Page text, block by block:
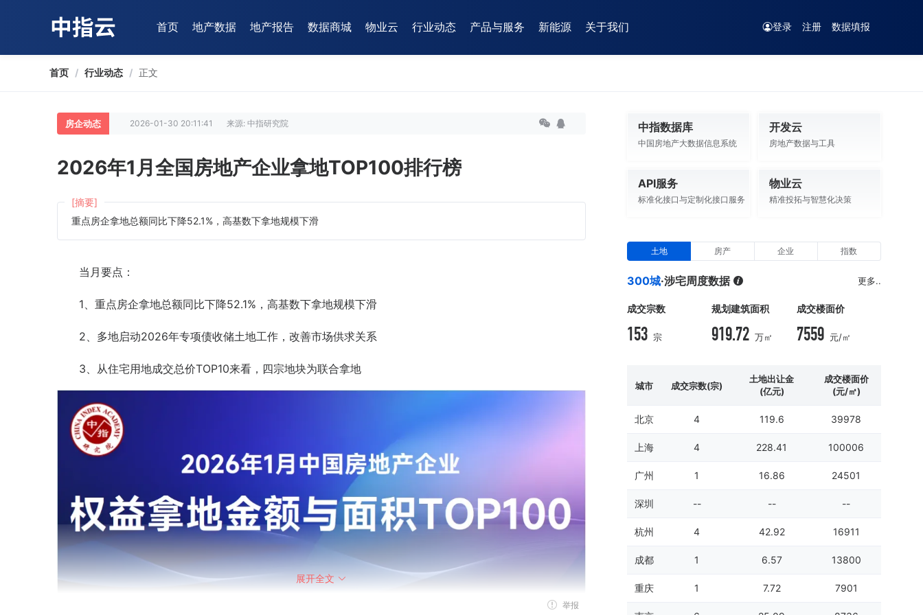
首页 地产数据 地产报告 数据商城 物业云 行业动态 产品与服务 新能源 关于我们 登录 注册 数据填报
首页 / 行业动态 / 正文
房企动态 2026-01-30 20:11:41 来源: 中指研究院
2026年1月全国房地产企业拿地TOP100排行榜
[摘要]
重点房企拿地总额同比下降52.1%，高基数下拿地规模下滑
当月要点：
1、重点房企拿地总额同比下降52.1%，高基数下拿地规模下滑
2、多地启动2026年专项债收储土地工作，改善市场供求关系
3、从住宅用地成交总价TOP10来看，四宗地块为联合拿地
展开全文
举报
中指数据库
中国房地产大数据信息系统
开发云
房地产数据与工具
API服务
标准化接口与定制化接口服务
物业云
精准投拓与智慧化决策
土地 房产 企业 指数
300城·涉宅周度数据 更多..
成交宗数
153 宗
规划建筑面积
919.72 万㎡
成交楼面价
7559 元/㎡
城市 成交宗数(宗)
土地出让金
(亿元)
成交楼面价
(元/㎡)
北京 4 119.6 39978
上海 4 228.41 100006
广州 1 16.86 24501
深圳 -- -- --
杭州 4 42.92 16911
成都 1 6.57 13800
重庆 1 7.72 7901